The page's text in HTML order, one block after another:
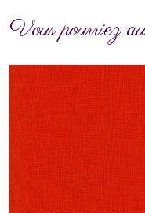
Vous pourriez